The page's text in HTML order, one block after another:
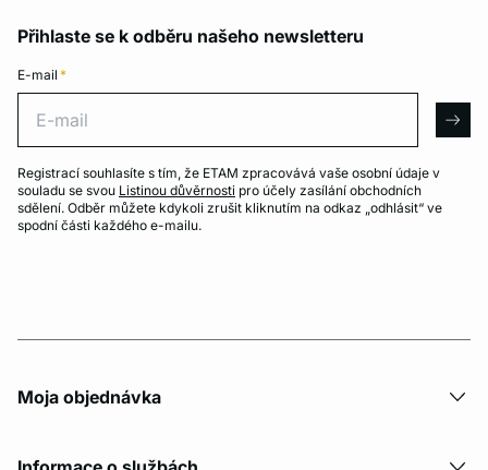
Přihlaste se k odběru našeho newsletteru
E-mail *
Registrací souhlasíte s tím, že ETAM zpracovává vaše osobní údaje v
souladu se svou Listinou důvěrnosti pro účely zasílání obchodních
sdělení. Odběr můžete kdykoli zrušit kliknutím na odkaz „odhlásit“ ve
spodní části každého e-mailu.
Moja objednávka